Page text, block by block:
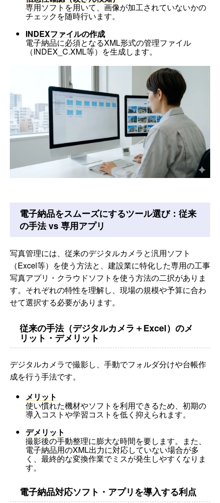
専用ソフトを用いて、画像が加工されていないかの
チェックを随時行います。
INDEXファイルの作成
電子納品に必須となるXML形式の管理ファイル
（INDEX_C.XML等）を生成します。
電子納品をスムーズにするツール選び：従来
の手法 vs 専用アプリ
写真管理には、従来のデジタルカメラと汎用ソフト
（Excel等）を使う方法と、建設業に特化した専用の工事
写真アプリ・クラウドソフトを使う方法の二択がありま
す。それぞれの特性を理解し、現場の規模や予算に合わ
せて選択する必要があります。
従来の手法（デジタルカメラ＋Excel）のメ
リット・デメリット
デジタルカメラで撮影し、手動でフォルダ分けや台帳作
成を行う手法です。
メリット
使い慣れた機材やソフトを利用できるため、初期の
導入コストや学習コストを低く抑えられます。
デメリット
撮影後の手動整理に膨大な時間を要します。また、
電子納品用のXML出力に対応していない場合が多
く、最終的な変換作業でミスが発生しやすくなりま
す。
電子納品対応ソフト・アプリを導入する利点